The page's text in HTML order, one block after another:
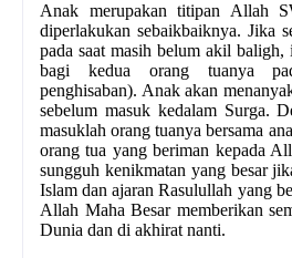
Anak merupakan titipan Allah
diperlakukan sebaik­baiknya. Jika
pada saat masih belum akil baligh,
bagi kedua orang tuanya
penghisaban). Anak akan
sebelum masuk kedalam Surga.
masuklah orang tuanya bersama
orang tua yang beriman kepada
sungguh kenikmatan yang besar
Islam dan ajaran Rasulullah yang
Allah Maha Besar memberikan
Dunia dan di akhirat nanti.